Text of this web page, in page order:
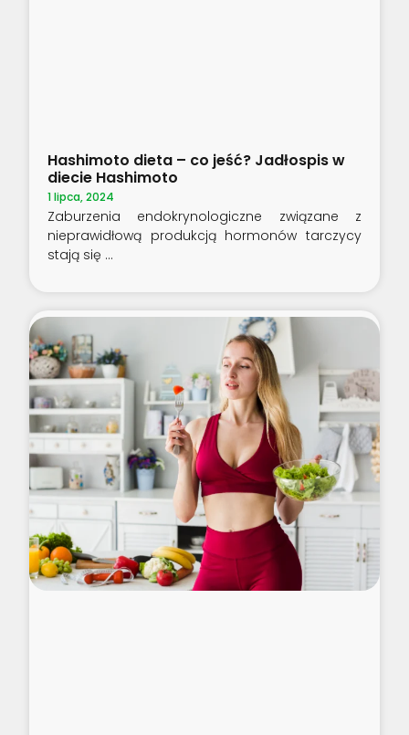
Hashimoto dieta – co jeść? Jadłospis w
diecie Hashimoto
1 lipca, 2024
Zaburzenia endokrynologiczne związane z
nieprawidłową produkcją hormonów tarczycy
stają się